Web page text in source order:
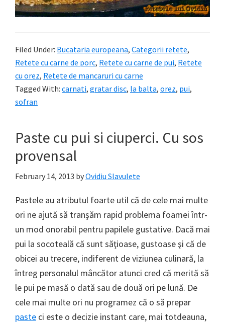
Filed Under: Bucataria europeana, Categorii retete,
Retete cu carne de porc, Retete cu carne de pui, Retete
cu orez, Retete de mancaruri cu carne
Tagged With: carnati, gratar disc, la balta, orez, pui,
sofran
Paste cu pui si ciuperci. Cu sos
provensal
February 14, 2013 byOvidiu Slavulete
Pastele au atributul foarte util că de cele mai multe
ori ne ajută să tranşăm rapid problema foamei într-
un mod onorabil pentru papilele gustative. Dacă mai
pui la socoteală că sunt săţioase, gustoase şi că de
obicei au trecere, indiferent de viziunea culinară, la
întreg personalul mâncător atunci cred că merită să
le pui pe masă o dată sau de două ori pe lună. De
cele mai multe ori nu programez că o să prepar
paste ci este o decizie instant care, mai totdeauna,